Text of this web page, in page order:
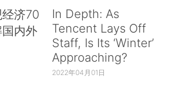
济70
内外
In Depth: As
Tencent Lays Off
Staff, Is Its ‘Winter’
Approaching?
2022年04月01日